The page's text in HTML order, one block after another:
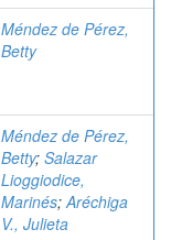
Méndez de Pérez,
Betty
Méndez de Pérez,
Betty; Salazar
Lioggiodice,
Marinés;Aréchiga
V., Julieta